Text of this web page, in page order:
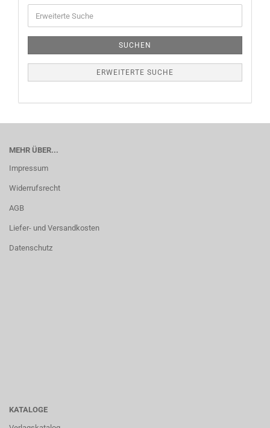
SUCHEN
ERWEITERTE SUCHE
MEHR ÜBER...
Impressum
Widerrufsrecht
AGB
Liefer- und Versandkosten
Datenschutz
KATALOGE